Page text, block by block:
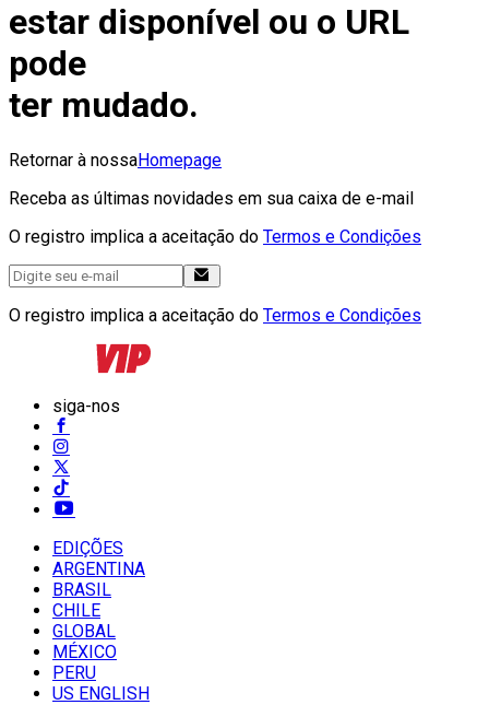
estar disponível ou o URL
pode
ter mudado.
Retornar à nossaHomepage
Receba as últimas novidades em sua caixa de e-mail
O registro implica a aceitação do Termos e Condições
O registro implica a aceitação do Termos e Condições
siga-nos
EDIÇÕES
ARGENTINA
BRASIL
CHILE
GLOBAL
MÉXICO
PERU
US ENGLISH